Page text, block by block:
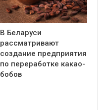
В Беларуси
рассматривают
создание предприятия
по переработке какао-
бобов